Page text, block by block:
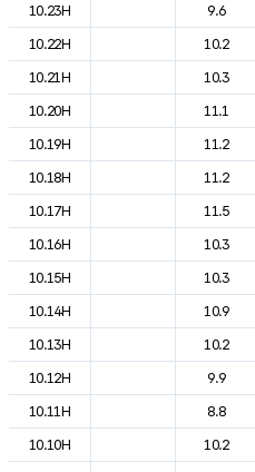
10.23H
9.6
10.22H
10.2
10.21H
10.3
10.20H
11.1
10.19H
11.2
10.18H
11.2
10.17H
11.5
10.16H
10.3
10.15H
10.3
10.14H
10.9
10.13H
10.2
10.12H
9.9
10.11H
8.8
10.10H
10.2